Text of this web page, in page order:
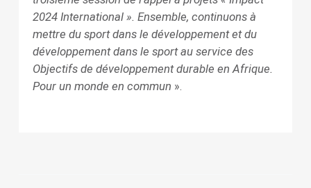
2024 International ». Ensemble, continuons à
mettre du sport dans le développement et du
développement dans le sport au service des
Objectifs de développement durable en Afrique.
Pour un monde en commun ».